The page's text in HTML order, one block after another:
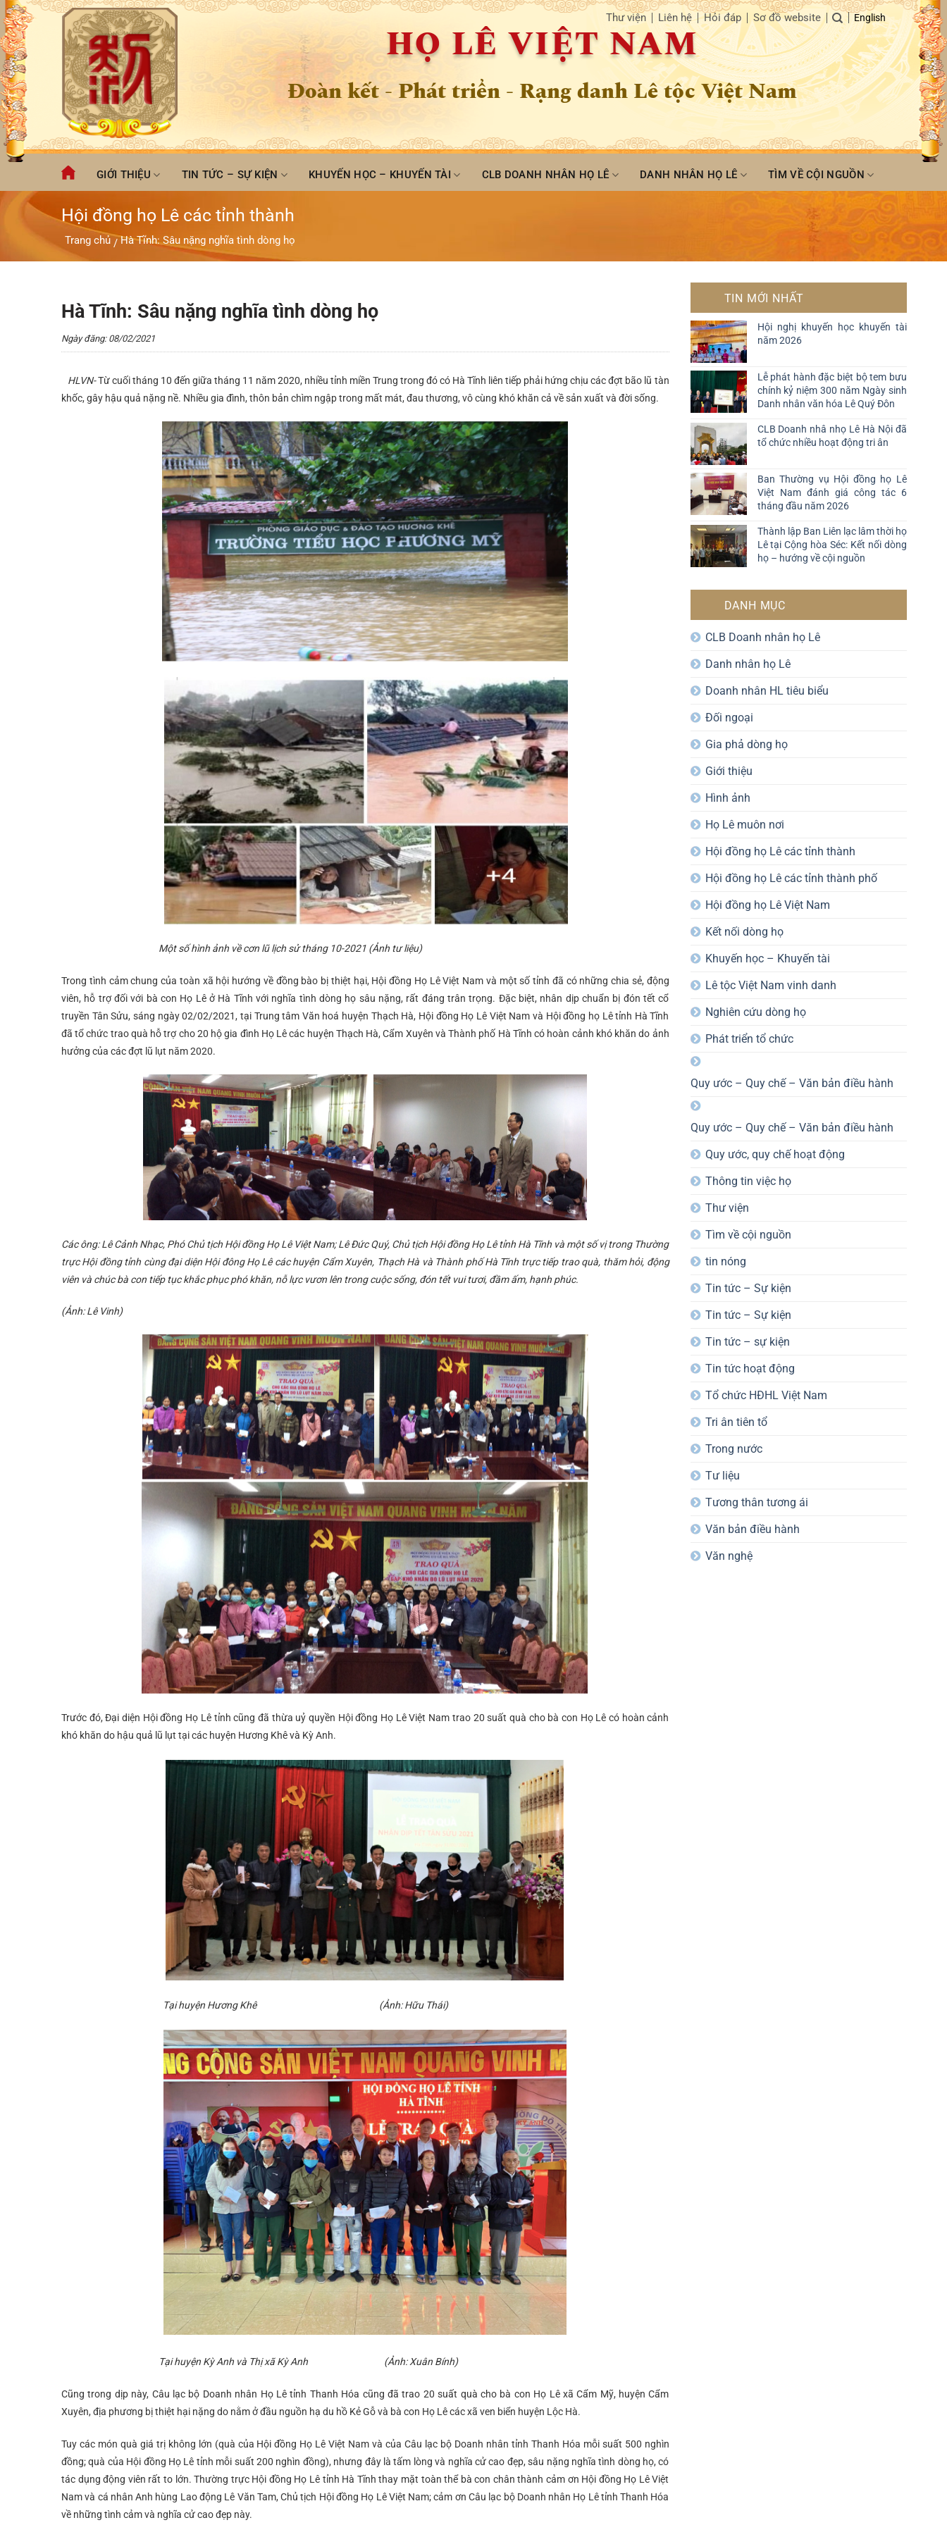
Chuyển
đến
nội
dung
Thư viện Liên hệ Hỏi đáp Sơ đồ website English
HỌ LÊ VIỆT NAM
Đoàn kết - Phát triển - Rạng danh Lê tộc Việt Nam
GIỚI THIỆU TIN TỨC – SỰ KIỆN KHUYẾN HỌC – KHUYẾN TÀI CLB DOANH NHÂN HỌ LÊ DANH NHÂN HỌ LÊ TÌM VỀ CỘI NGUỒN
Hội đồng họ Lê các tỉnh thành
Trang chủ / Hà Tĩnh: Sâu nặng nghĩa tình dòng họ
Hà Tĩnh: Sâu nặng nghĩa tình dòng họ
Ngày đăng: 08/02/2021
HLVN-Từ cuối tháng 10 đến giữa tháng 11 năm 2020, nhiều tỉnh miền Trung trong đó có Hà Tĩnh liên tiếp phải hứng chịu các đợt bão lũ tàn
khốc, gây hậu quả nặng nề. Nhiều gia đình, thôn bản chìm ngập trong mất mát, đau thương, vô cùng khó khăn cả về sản xuất và đời sống.
Một số hình ảnh về cơn lũ lịch sử tháng 10-2021 (Ảnh tư liệu)
Trong tình cảm chung của toàn xã hội hướng về đồng bào bị thiệt hại, Hội đồng Họ Lê Việt Nam và một số tỉnh đã có những chia sẻ, động
viên, hỗ trợ đối với bà con Họ Lê ở Hà Tĩnh với nghĩa tình dòng họ sâu nặng, rất đáng trân trọng. Đặc biệt, nhân dịp chuẩn bị đón tết cổ
truyền Tân Sửu, sáng ngày 02/02/2021, tại Trung tâm Văn hoá huyện Thạch Hà, Hội đồng Họ Lê Việt Nam và Hội đồng họ Lê tỉnh Hà Tĩnh
đã tổ chức trao quà hỗ trợ cho 20 hộ gia đình Họ Lê các huyện Thạch Hà, Cẩm Xuyên và Thành phố Hà Tĩnh có hoàn cảnh khó khăn do ảnh
hưởng của các đợt lũ lụt năm 2020.
Các ông: Lê Cảnh Nhạc, Phó Chủ tịch Hội đồng Họ Lê Việt Nam; Lê Đức Quý, Chủ tịch Hội đồng Họ Lê tỉnh Hà Tĩnh và một số vị trong Thường
trực Hội đồngtỉnh cùng đại diện Hội đông Họ Lê các huyện Cẩm Xuyên, Thạch Hà và Thành phố Hà Tĩnh trực tiếp trao quà, thăm hỏi, động
viên và chúc bà con tiếp tục khắc phục phó khăn, nỗ lực vươn lên trong cuộc sống, đón tết vui tươi, đầm ấm, hạnh phúc.
(Ảnh: Lê Vinh)
Trước đó, Đại diện Hội đồng Họ Lê tỉnh cũng đã thừa uỷ quyền Hội đồng Họ Lê Việt Nam trao 20 suất quà cho bà con Họ Lê có hoàn cảnh
khó khăn do hậu quả lũ lụt tại các huyện Hương Khê và Kỳ Anh.
Tại huyện Hương Khê (Ảnh: Hữu Thái)
Tại huyện Kỳ Anh và Thị xã Kỳ Anh (Ảnh: Xuân Bính)
Cũng trong dịp này, Câu lạc bộ Doanh nhân Họ Lê tỉnh Thanh Hóa cũng đã trao 20 suất quà cho bà con Họ Lê xã Cẩm Mỹ, huyện Cẩm
Xuyên, địa phương bị thiệt hại nặng do nằm ở đầu nguồn hạ du hồ Kẻ Gỗ và bà con Họ Lê các xã ven biển huyện Lộc Hà.
Tuy các món quà giá trị không lớn (quà của Hội đồng Họ Lê Việt Nam và của Câu lạc bộ Doanh nhân tỉnh Thanh Hóa mỗi suất 500 nghìn
đồng; quà của Hội đồng Họ Lê tỉnh mỗi suất 200 nghìn đồng), nhưng đây là tấm lòng và nghĩa cử cao đẹp, sâu nặng nghĩa tình dòng họ, có
tác dụng động viên rất to lớn. Thường trực Hội đồng Họ Lê tỉnh Hà Tĩnh thay mặt toàn thể bà con chân thành cảm ơn Hội đồng Họ Lê Việt
Nam và cá nhân Anh hùng Lao động Lê Văn Tam, Chủ tịch Hội đồng Họ Lê Việt Nam; cảm ơn Câu lạc bộ Doanh nhân Họ Lê tỉnh Thanh Hóa
về những tình cảm và nghĩa cử cao đẹp này.
TIN MỚI NHẤT
Hội nghị khuyến học khuyến tài
năm 2026
Lễ phát hành đặc biệt bộ tem bưu
chính kỷ niệm 300 năm Ngày sinh
Danh nhân văn hóa Lê Quý Đôn
CLB Doanh nhâ nhọ Lê Hà Nội đã
tổ chức nhiều hoạt động tri ân
Ban Thường vụ Hội đồng họ Lê
Việt Nam đánh giá công tác 6
tháng đầu năm 2026
Thành lập Ban Liên lạc lâm thời họ
Lê tại Cộng hòa Séc: Kết nối dòng
họ – hướng về cội nguồn
DANH MỤC
CLB Doanh nhân họ Lê
Danh nhân họ Lê
Doanh nhân HL tiêu biểu
Đối ngoại
Gia phả dòng họ
Giới thiệu
Hình ảnh
Họ Lê muôn nơi
Hội đồng họ Lê các tỉnh thành
Hội đồng họ Lê các tỉnh thành phố
Hội đồng họ Lê Việt Nam
Kết nối dòng họ
Khuyến học – Khuyến tài
Lê tộc Việt Nam vinh danh
Nghiên cứu dòng họ
Phát triển tổ chức
Quy ước – Quy chế – Văn bản điều hành
Quy ước – Quy chế – Văn bản điều hành
Quy ước, quy chế hoạt động
Thông tin việc họ
Thư viện
Tìm về cội nguồn
tin nóng
Tin tức – Sự kiện
Tin tức – Sự kiện
Tin tức – sự kiện
Tin tức hoạt động
Tổ chức HĐHL Việt Nam
Tri ân tiên tổ
Trong nước
Tư liệu
Tương thân tương ái
Văn bản điều hành
Văn nghệ